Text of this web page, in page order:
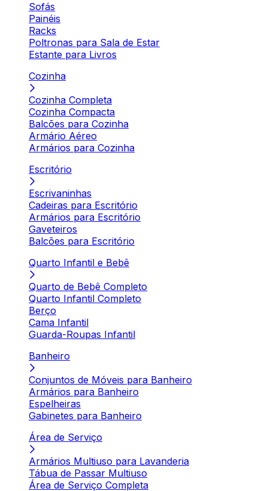
Sofás
Painéis
Racks
Poltronas para Sala de Estar
Estante para Livros
Cozinha
Cozinha Completa
Cozinha Compacta
Balcões para Cozinha
Armário Aéreo
Armários para Cozinha
Escritório
Escrivaninhas
Cadeiras para Escritório
Armários para Escritório
Gaveteiros
Balcões para Escritório
Quarto Infantil e Bebê
Quarto de Bebê Completo
Quarto Infantil Completo
Berço
Cama Infantil
Guarda-Roupas Infantil
Banheiro
Conjuntos de Móveis para Banheiro
Armários para Banheiro
Espelheiras
Gabinetes para Banheiro
Área de Serviço
Armários Multiuso para Lavanderia
Tábua de Passar Multiuso
Área de Serviço Completa